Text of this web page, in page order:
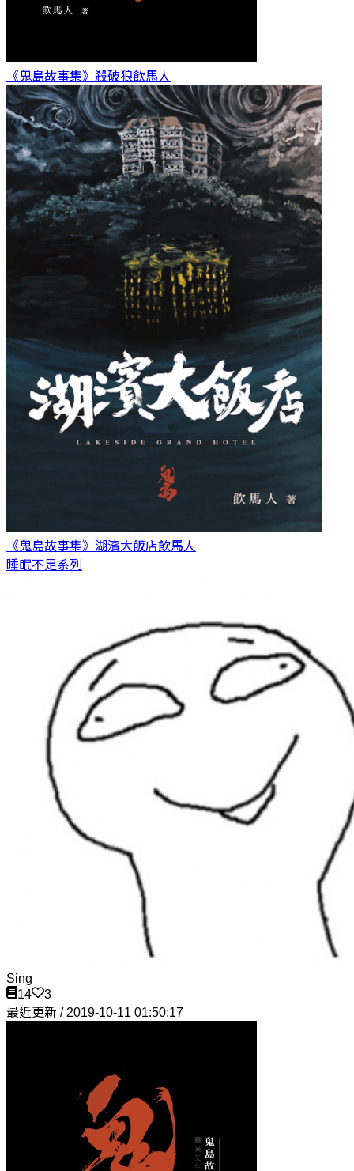
《鬼島故事集》殺破狼飲馬人
《鬼島故事集》湖濱大飯店飲馬人
睡眠不足系列
Sing
14
3
最近更新 / 2019-10-11 01:50:17